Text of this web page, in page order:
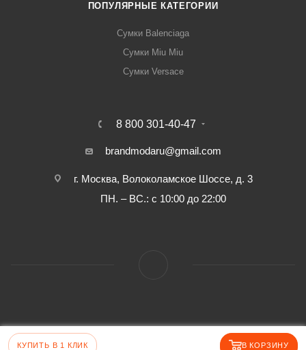
КУПИТЬ В 1 КЛИК В КОРЗИНУ
ПОПУЛЯРНЫЕ КАТЕГОРИИ
Сумки Balenciaga
Сумки Miu Miu
Сумки Versace
8 800 301-40-47
brandmodaru@gmail.com
г. Москва, Волоколамское Шоссе, д. 3
ПН. – ВС.: с 10:00 до 22:00